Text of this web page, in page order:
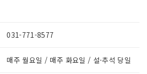
031-771-8577
매주 월요일 / 매주 화요일 / 설·추석 당일